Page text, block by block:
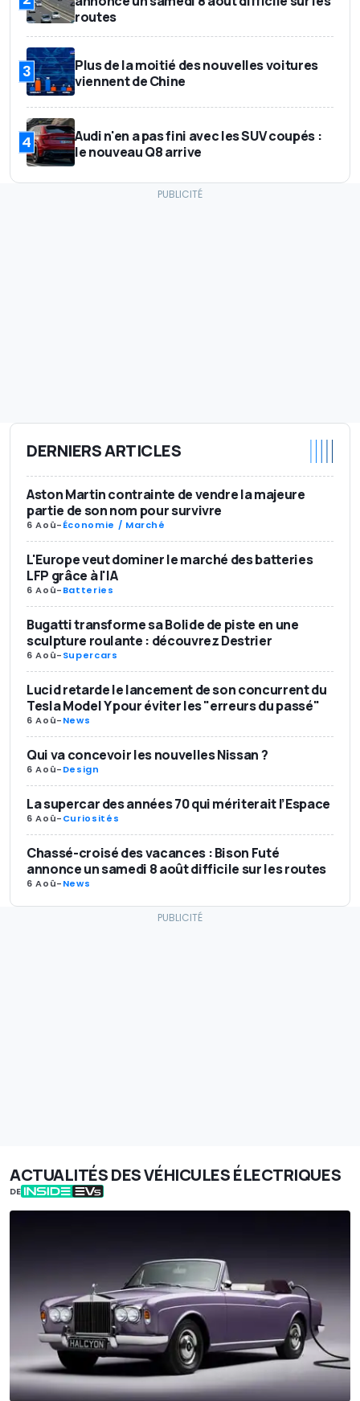
routes
3
Plus de la moitié des nouvelles voitures
viennent de Chine
4
Audi n'en a pas fini avec les SUV coupés :
le nouveau Q8 arrive
DERNIERS ARTICLES
Aston Martin contrainte de vendre la majeure
partie de son nom pour survivre
6 Aoû-Économie / Marché
L'Europe veut dominer le marché des batteries
LFP grâce à l'IA
6 Aoû-Batteries
Bugatti transforme sa Bolide de piste en une
sculpture roulante : découvrez Destrier
6 Aoû-Supercars
Lucid retarde le lancement de son concurrent du
Tesla Model Y pour éviter les "erreurs du passé"
6 Aoû-News
Qui va concevoir les nouvelles Nissan ?
6 Aoû-Design
La supercar des années 70 qui mériterait l’Espace
6 Aoû-Curiosités
Chassé-croisé des vacances : Bison Futé
annonce un samedi 8 août difficile sur les routes
6 Aoû-News
ACTUALITÉS DES VÉHICULES ÉLECTRIQUES
DE